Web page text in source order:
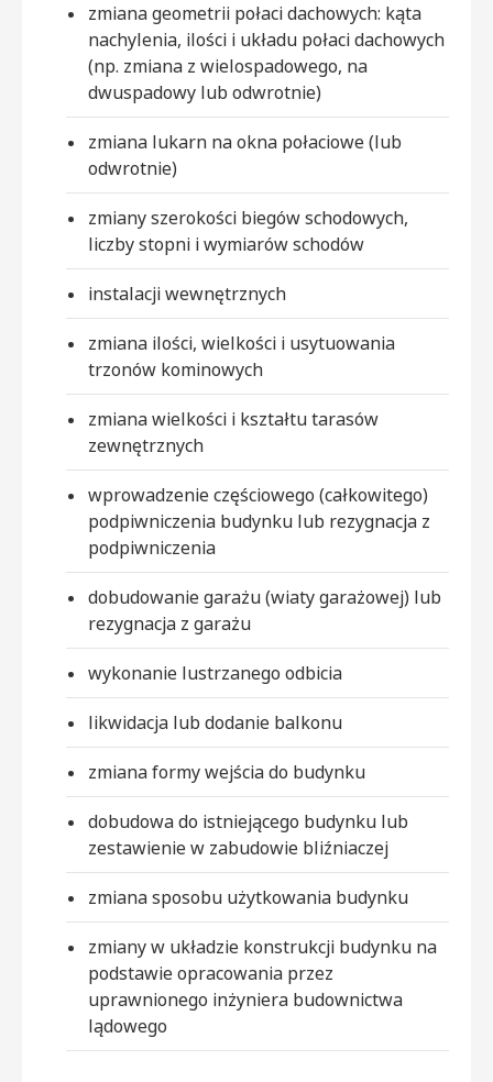
zmiana geometrii połaci dachowych: kąta
nachylenia, ilości i układu połaci dachowych
(np. zmiana z wielospadowego, na
dwuspadowy lub odwrotnie)
zmiana lukarn na okna połaciowe (lub
odwrotnie)
zmiany szerokości biegów schodowych,
liczby stopni i wymiarów schodów
instalacji wewnętrznych
zmiana ilości, wielkości i usytuowania
trzonów kominowych
zmiana wielkości i kształtu tarasów
zewnętrznych
wprowadzenie częściowego (całkowitego)
podpiwniczenia budynku lub rezygnacja z
podpiwniczenia
dobudowanie garażu (wiaty garażowej) lub
rezygnacja z garażu
wykonanie lustrzanego odbicia
likwidacja lub dodanie balkonu
zmiana formy wejścia do budynku
dobudowa do istniejącego budynku lub
zestawienie w zabudowie bliźniaczej
zmiana sposobu użytkowania budynku
zmiany w układzie konstrukcji budynku na
podstawie opracowania przez
uprawnionego inżyniera budownictwa
lądowego